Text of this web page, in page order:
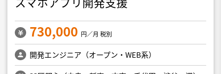
730,000 円／月 税別
開発エンジニア（オープン・WEB系）